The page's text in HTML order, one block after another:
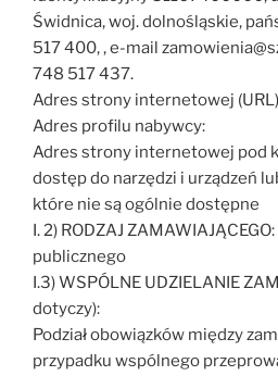
Świdnica, woj. dolnośląskie,
517 400, , e-mail
748 517 437.
Adres strony internetowej
Adres profilu nabywcy:
Adres strony internetowej pod
dostęp do narzędzi i urządzeń
które nie są ogólnie dostępne
I. 2) RODZAJ
publicznego
I.3) WSPÓLNE UDZIELANIE
dotyczy):
Podział obowiązków między
przypadku wspólnego